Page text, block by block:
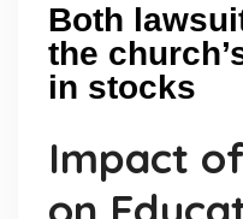
Both
the
in stocks
Impact